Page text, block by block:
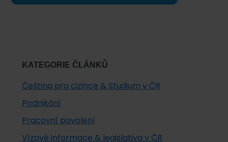
KATEGORIE ČLÁNKŮ
Čeština pro cizince & Studium v ČR
Podnikání
Pracovní povolení
Vízové informace & legislativa v ČR